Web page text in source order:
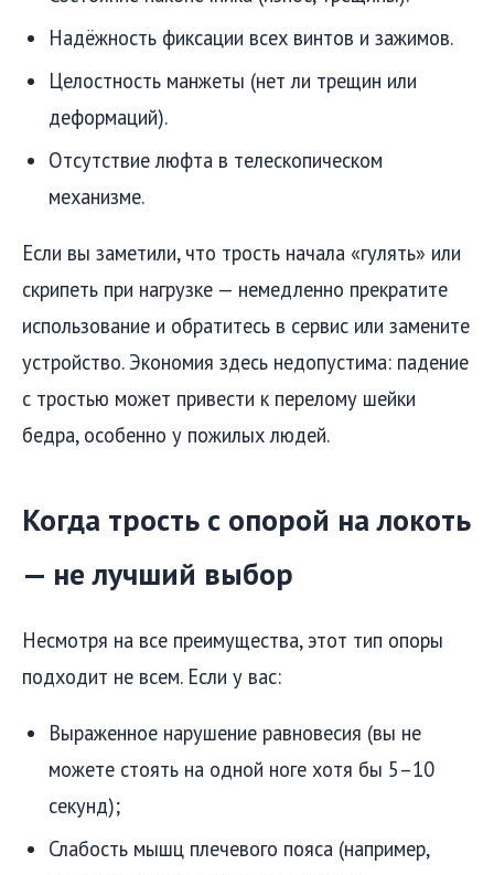
Надёжность фиксации всех винтов и зажимов.
Целостность манжеты (нет ли трещин или
деформаций).
Отсутствие люфта в телескопическом
механизме.
Если вы заметили, что трость начала «гулять» или
скрипеть при нагрузке — немедленно прекратите
использование и обратитесь в сервис или замените
устройство. Экономия здесь недопустима: падение
с тростью может привести к перелому шейки
бедра, особенно у пожилых людей.
Когда трость с опорой на локоть
— не лучший выбор
Несмотря на все преимущества, этот тип опоры
подходит не всем. Если у вас:
Выраженное нарушение равновесия (вы не
можете стоять на одной ноге хотя бы 5–10
секунд);
Слабость мышц плечевого пояса (например,